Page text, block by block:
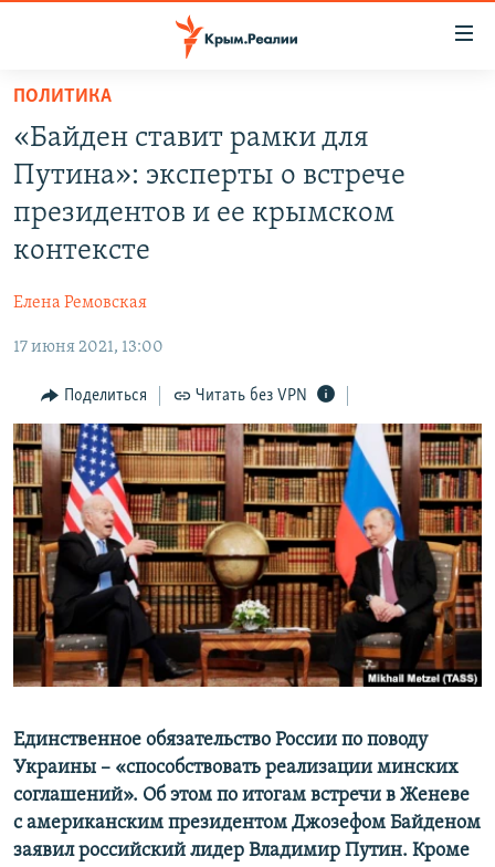
Вернуться
основному
содержанию
Вернутся
главной
Вернутся
СПЕЦПРОЕКТЫ
ВОДА
ИНФОГРАФИКА
ТЕЛЕПРОЕКТ КРЫМ.РЕАЛИИ
СОВЕТЫ ПРАВОЗАЩИТНИКОВ
ПРОПАВШИЕ БЕЗ ВЕСТИ
ПОБЕДИТЕЛЕЙ НЕ СУДЯТ?
КРЫМ.НЕПОКОРЕННЫЙ
ELIFBE
УКРАИНСКАЯ ПРОБЛЕМА КРЫМА
КАК ОБОЙТИ БЛОКИРОВКУ
Qırımtatar
ПРИСОЕДИНЯЙТЕСЬ!
Все сайты RFE/RL
ПОЛИТИКА
«Байден ставит рамки для
Путина»: эксперты о встрече
президентов и ее крымском
контексте
Елена Ремовская
17 июня 2021, 13:00
Поделиться Читать без VPN
Единственное обязательство России по поводу
Украины – «способствовать реализации минских
соглашений». Об этом по итогам встречи в Женеве
с американским президентом Джозефом Байденом
заявил российский лидер Владимир Путин. Кроме